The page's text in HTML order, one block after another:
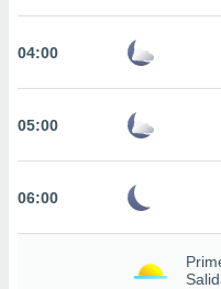
coste.
a la
todas
nuestros
nos
CONFIGURACIÓN
04:00
05:00
06:00